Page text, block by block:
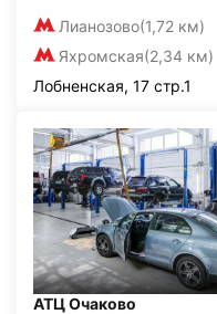
Лианозово(1,72 км)
Яхромская(2,34 км)
Лобненская, 17 стр.1
АТЦ Очаково